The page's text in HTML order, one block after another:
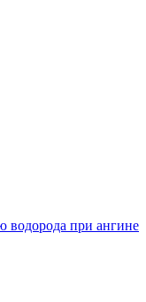
водорода при ангине